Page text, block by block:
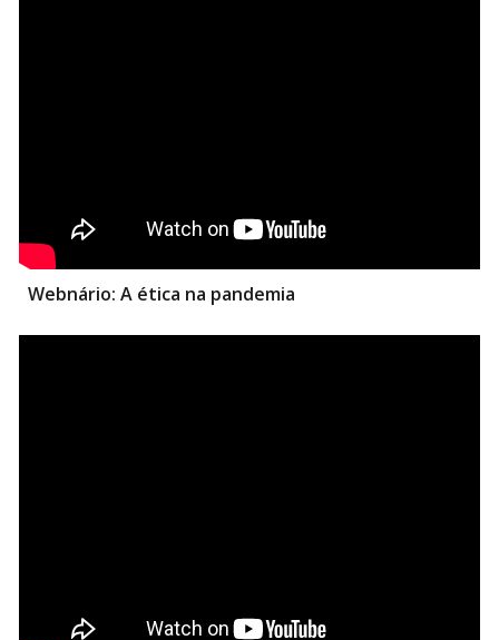
Webnário:A ética na pandemia